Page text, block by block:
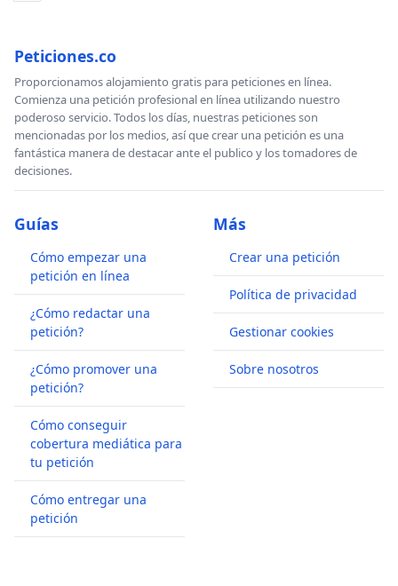
Peticiones.co
Proporcionamos alojamiento gratis para peticiones en línea.
Comienza una petición profesional en línea utilizando nuestro
poderoso servicio. Todos los días, nuestras peticiones son
mencionadas por los medios, así que crear una petición es una
fantástica manera de destacar ante el publico y los tomadores de
decisiones.
Guías
Cómo empezar una
petición en línea
¿Cómo redactar una
petición?
¿Cómo promover una
petición?
Cómo conseguir
cobertura mediática para
tu petición
Cómo entregar una
petición
Más
Crear una petición
Política de privacidad
Gestionar cookies
Sobre nosotros